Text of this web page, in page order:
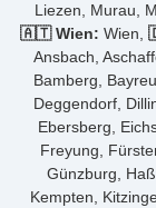
Liezen, Murau,
🇦🇹 Wien: Wien,
Ansbach,
Bamberg,
Deggendorf,
Ebersberg,
Freyung,
Günzburg,
Kempten,